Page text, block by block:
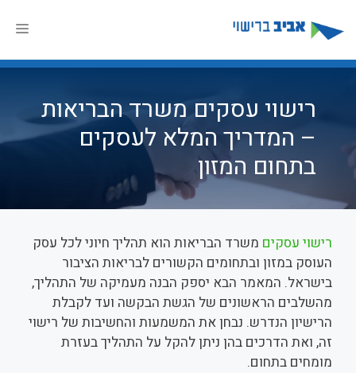
לתוכן
רישוי עסקים משרד הבריאות
– המדריך המלא לעסקים
בתחום המזון
רישוי עסקים משרד הבריאות הוא תהליך חיוני לכל עסק
העוסק במזון ובתחומים הקשורים לבריאות הציבור
בישראל. המאמר הבא יספק הבנה מעמיקה של התהליך,
מהשלבים הראשונים של הגשת הבקשה ועד לקבלת
הרישיון הנדרש. נבחן את המשמעות והחשיבות של רישוי
זה, ואת הדרכים בהן ניתן להקל על התהליך בעזרת
מומחים בתחום.